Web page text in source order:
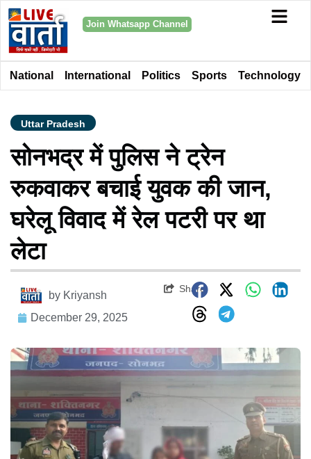
Join Whatsapp Channel
National International Politics Sports Technology
Uttar Pradesh
सोनभद्र में पुलिस ने ट्रेन
रुकवाकर बचाई युवक की जान,
घरेलू विवाद में रेल पटरी पर था
लेटा
by Kriyansh
December 29, 2025
Share